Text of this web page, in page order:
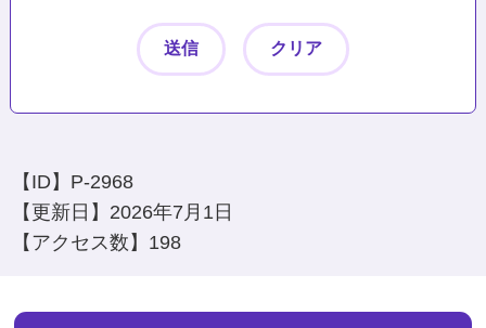
【ID】 P-2968
【更新日】 2026年7月1日
【アクセス数】 198